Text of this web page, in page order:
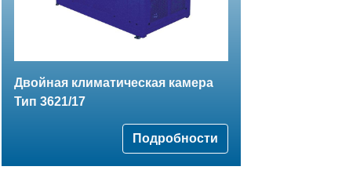
Двойная климатическая камера
Тип 3621/17
Подробности